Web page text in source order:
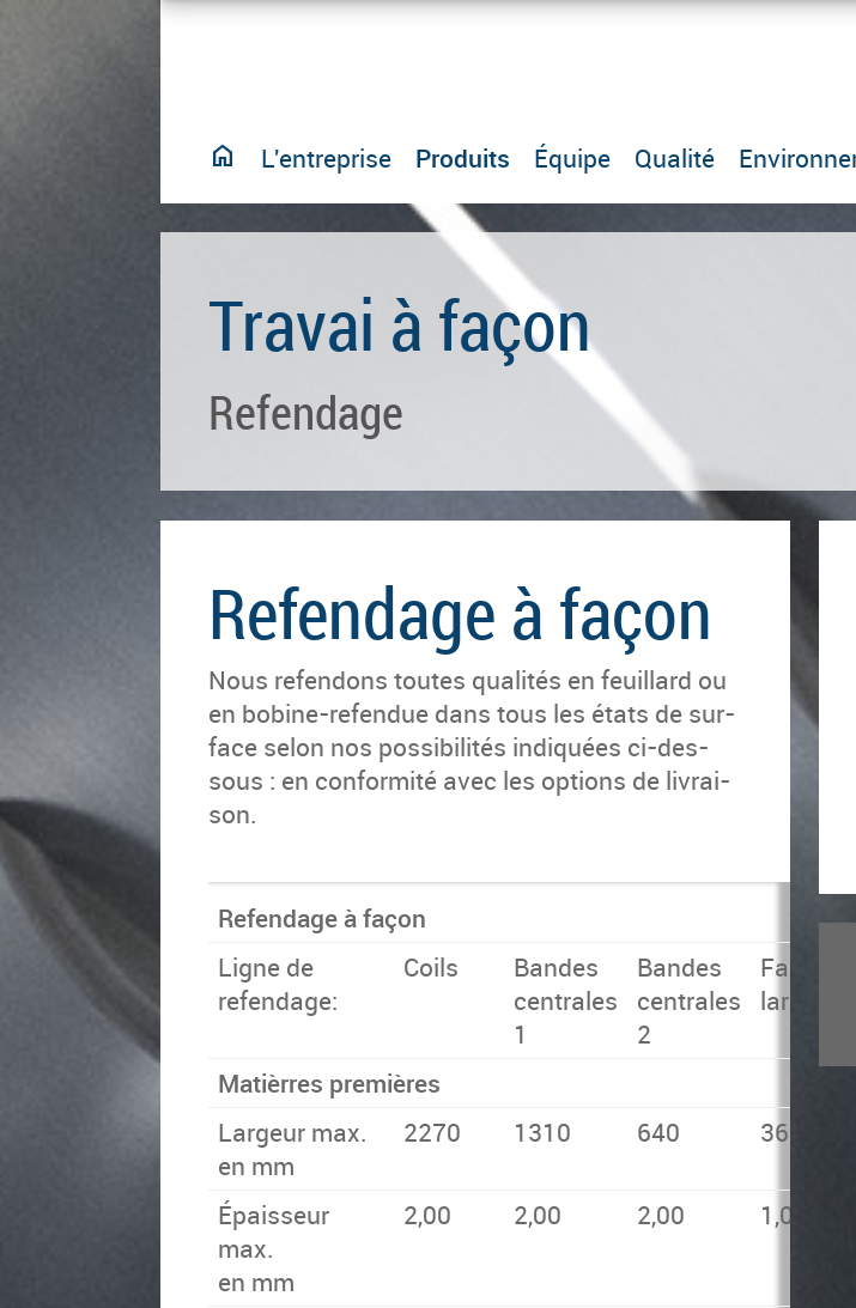
home L'entreprise Produits Équipe Qualité
Travai à façon
Refendage
Refendage à façon
Nous re­fen­dons toutes qua­li­tés en feuillard ou
en bo­bine-re­fen­due dans tous les états de sur­
face selon nos pos­si­bi­li­tés in­di­quées ci-des­
sous : en confor­mi­té avec les op­tions de li­vrai­
son.
Refendage à façon
Ligne de
refendage:
Coils
Bandes
centrales
1
Bandes
centrales
2
Faibles
largeurs
Matièrres premières
Largeur max.
en mm
2270 1310 640 365
Épaisseur
max.
en mm
2,00 2,00 2,00 1,00